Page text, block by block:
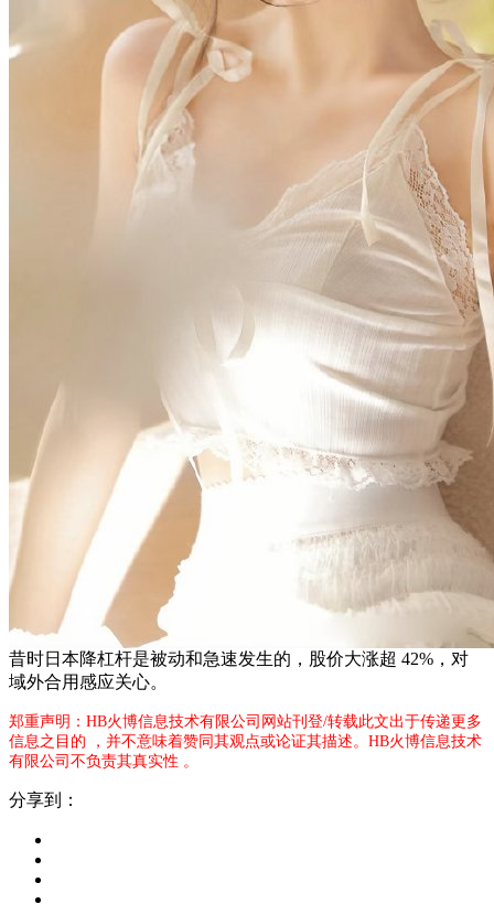
昔时日本降杠杆是被动和急速发生的，股价大涨超 42%，对
域外合用感应关心。
郑重声明：HB火博信息技术有限公司网站刊登/转载此文出于传递更多
信息之目的 ，并不意味着赞同其观点或论证其描述。HB火博信息技术
有限公司不负责其真实性 。
分享到：